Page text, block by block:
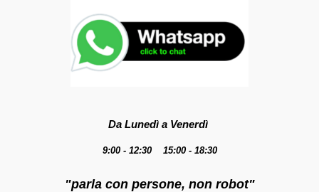
Da Lunedì a Venerdì
9:00 - 12:30 15:00 - 18:30
"parla con persone, non robot"